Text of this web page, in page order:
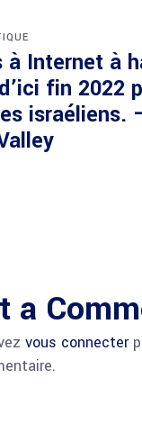
à Internet à
fin 2022
israéliens.
a
vous connecter